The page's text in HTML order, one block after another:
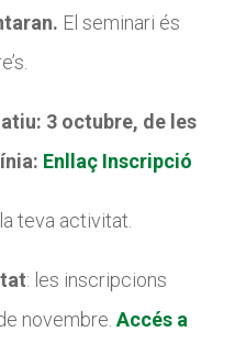
El seminari és
3 octubre, de les
Enllaç Inscripció
teva activitat.
: les inscripcions
novembre.Accés a